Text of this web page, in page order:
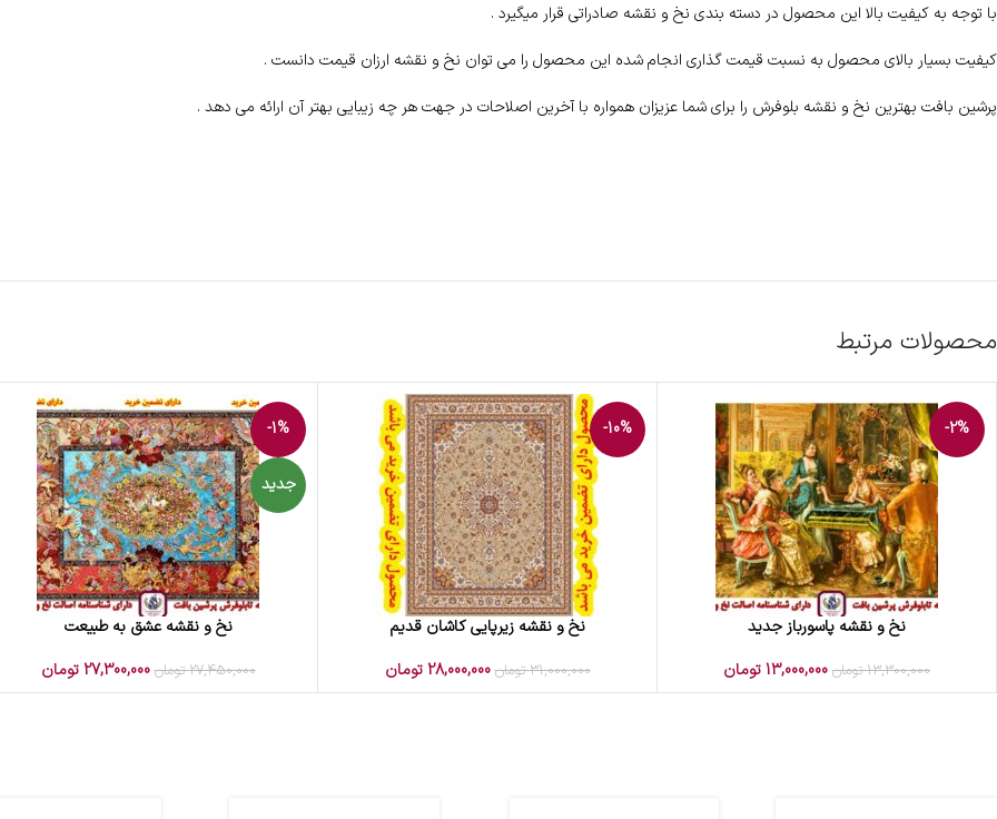
با توجه به کیفیت بالا این محصول در دسته بندی نخ و نقشه صادراتی قرار میگیرد .
کیفیت بسیار بالای محصول به نسبت قیمت گذاری انجام شده این محصول را می توان نخ و نقشه ارزان قیمت دانست .
پرشین بافت بهترین نخ و نقشه بلوفرش را برای شما عزیزان همواره با آخرین اصلاحات در جهت هر چه زیبایی بهتر آن ارائه می دهد .
محصولات مرتبط
-2%
افزودن به سبد خریدنخ و نقشه پاسورباز جدید
13,300,000 تومان 13,000,000تومان
-10%
افزودن به سبد خریدنخ و نقشه زیرپایی کاشان قدیم
31,000,000 تومان 28,000,000 تومان
-1%
جدید
افزودن به سبد خریدنخ و نقشه عشق به طبیعت
27,450,000 تومان 27,300,000 تومان